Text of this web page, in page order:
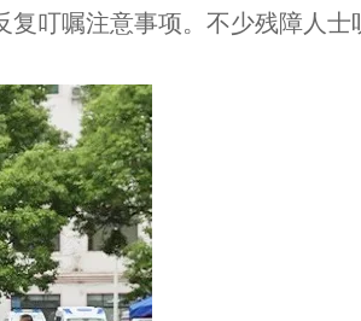
叮嘱注意事项。不少残障人